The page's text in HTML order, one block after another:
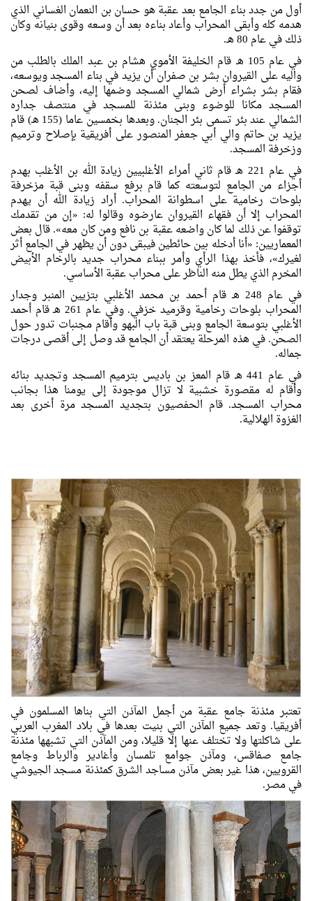
أول من جدد بناء الجامع بعد عقبة هو حسان بن النعمان الغساني الذي
هدمه كله وأبقى المحراب وأعاد بناءه بعد أن وسعه وقوى بنيانه وكان
ذلك في عام 80 هـ.
في عام 105 هـ قام الخليفة الأموي هشام بن عبد الملك بالطلب من
واليه على القيروان بشر بن صفران أن يزيد في بناء المسجد ويوسعه،
فقام بشر بشراء أرض شمالي المسجد وضمها إليه، وأضاف لصحن
المسجد مكانا للوضوء وبنى مئذنة للمسجد في منتصف جداره
الشمالي عند بئر تسمى بئر الجنان. وبعدها بخمسين عاما (155 هـ) قام
يزيد بن حاتم والي أبي جعفر المنصور على أفريقية بإصلاح وترميم
وزخرفة المسجد.
في عام 221 هـ قام ثاني أمراء الأغلبيين زيادة الله بن الأغلب بهدم
أجزاء من الجامع لتوسعته كما قام برفع سقفه وبنى قبة مزخرفة
بلوحات رخامية على اسطوانة المحراب. أراد زيادة الله أن يهدم
المحراب إلا أن فقهاء القيروان عارضوه وقالوا له: «إن من تقدمك
توقفوا عن ذلك لما كان واضعه عقبة بن نافع ومن كان معه». قال بعض
المعماريين: «أنا أدخله بين حائطين فيبقى دون أن يظهر في الجامع أثر
لغيرك»، فأخذ بهذا الرأي وأمر ببناء محراب جديد بالرخام الأبيض
المخرم الذي يطل منه الناظر على محراب عقبة الأساسي.
في عام 248 هـ قام أحمد بن محمد الأغلبي بتزيين المنبر وجدار
المحراب بلوحات رخامية وقرميد خزفي. وفي عام 261 هـ قام أحمد
الأغلبي بتوسعة الجامع وبنى قبة باب البهو وأقام مجنبات تدور حول
الصحن. في هذه المرحلة يعتقد أن الجامع قد وصل إلى أقصى درجات
جماله.
في عام 441 هـ قام المعز بن باديس بترميم المسجد وتجديد بنائه
وأقام له مقصورة خشبية لا تزال موجودة إلى يومنا هذا بجانب
محراب المسجد. قام الحفصيون بتجديد المسجد مرة أخرى بعد
الغزوة الهلالية.
تعتبر مئذنة جامع عقبة من أجمل المآذن التي بناها المسلمون في
أفريقيا. وتعد جميع المآذن التي بنيت بعدها في بلاد المغرب العربي
على شاكلتها ولا تختلف عنها إلا قليلا، ومن المآذن التي تشبهها مئذنة
جامع صفاقس، ومآذن جوامع تلمسان وأغادير والرباط وجامع
القرويين، هذا غير بعض مآذن مساجد الشرق كمئذنة مسجد الجيوشي
في مصر.